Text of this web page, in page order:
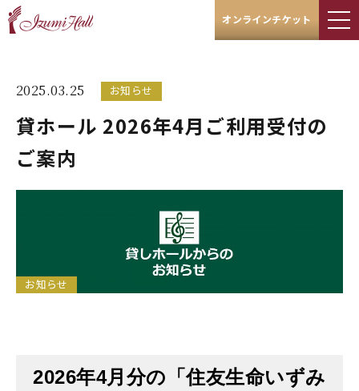
オンラインチケット
2025.03.25 お知らせ
貸ホール 2026年4月ご利用受付の
ご案内
お知らせ
2026年4月分の「住友生命いずみ